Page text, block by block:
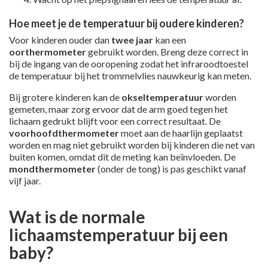
Hoe meet je de temperatuur bij oudere kinderen?
Voor kinderen ouder dan twee jaar kan een
oorthermometergebruikt worden. Breng deze correct in
bij de ingang van de ooropening zodat het infraroodtoestel
de temperatuur bij het trommelvlies nauwkeurig kan meten.
Bij grotere kinderen kan de okseltemperatuurworden
gemeten, maar zorg ervoor dat de arm goed tegen het
lichaam gedrukt blijft voor een correct resultaat. De
voorhoofdthermometermoet aan de haarlijn geplaatst
worden en mag niet gebruikt worden bij kinderen die net van
buiten komen, omdat dit de meting kan beïnvloeden. De
mondthermometer(onder de tong) is pas geschikt vanaf
vijf jaar.
Wat is de normale
lichaamstemperatuur bij een
baby?